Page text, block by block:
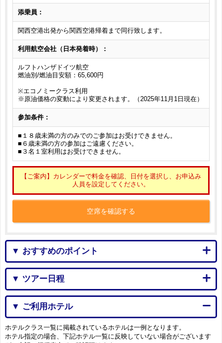
添乗員：
関西空港出発から関西空港帰着まで同行致します。
利用航空会社（日本発着時）：
ルフトハンザドイツ航空
燃油別/燃油目安額：65,600円
※エコノミークラス利用
※原油価格の変動により変更されます。（2025年11月1日現在）
参加条件：
■１８歳未満の方のみでのご参加はお受けできません。
■６歳未満の方の参加はご遠慮ください。
■３名１室利用はお受けできません。
【ご案内】カレンダーで料金を確認、日付を選択し、お申込み
人員を設定してください。
空席を確認する
▼ おすすめのポイント
▼ ツアー日程
▼ ご利用ホテル
ホテルクラス一覧に掲載されているホテルは一例となります。
ホテル指定の場合、下記ホテル一覧に反映していない場合がございます